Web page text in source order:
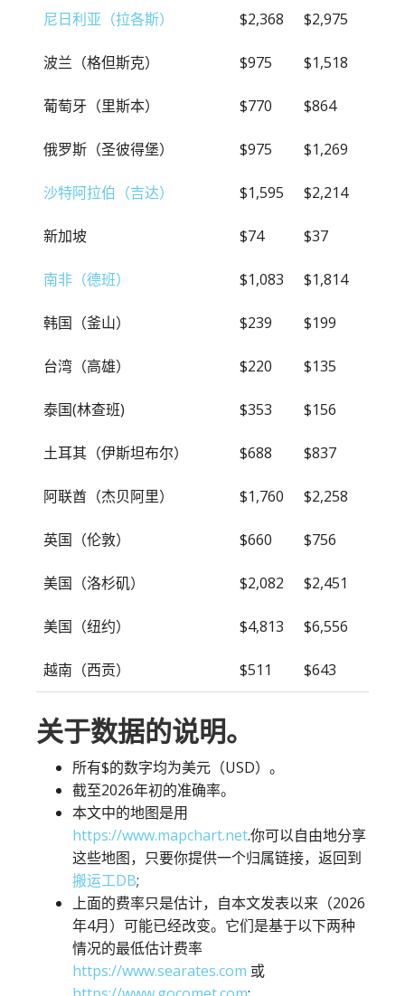
尼日利亚（拉各斯） $2,368 $2,975
波兰（格但斯克） $975 $1,518
葡萄牙（里斯本） $770 $864
俄罗斯（圣彼得堡） $975 $1,269
沙特阿拉伯（吉达） $1,595 $2,214
新加坡 $74 $37
南非（德班） $1,083 $1,814
韩国（釜山） $239 $199
台湾（高雄） $220 $135
泰国(林查班) $353 $156
土耳其（伊斯坦布尔） $688 $837
阿联酋（杰贝阿里） $1,760 $2,258
英国（伦敦） $660 $756
美国（洛杉矶） $2,082 $2,451
美国（纽约） $4,813 $6,556
越南（西贡） $511 $643
关于数据的说明。
所有$的数字均为美元（USD）。
截至2026年初的准确率。
本文中的地图是用
https://www.mapchart.net.你可以自由地分享
这些地图，只要你提供一个归属链接，返回到
搬运工DB;
上面的费率只是估计，自本文发表以来（2026
年4月）可能已经改变。它们是基于以下两种
情况的最低估计费率
https://www.searates.com 或